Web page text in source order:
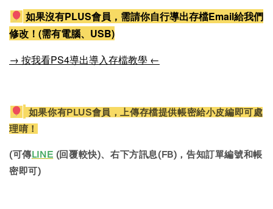
如果沒有PLUS會員，需請你自行導出存檔Email給我們
修改！(需有電腦、USB)
→ 按我看PS4導出導入存檔教學 ←
如果你有PLUS會員，上傳存檔提供帳密給小皮編即可處
理唷！
(可傳LINE (回覆較快)、右下方訊息(FB)，告知訂單編號和帳
密即可)